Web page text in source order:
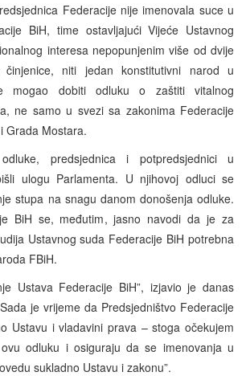
Federacije nije imenovala suce u
BiH, time ostavljajući Vijeće Ustavnog
interesa nepopunjenim više od dvije
niti jedan konstitutivni narod u
mogao dobiti odluku o zaštiti vitalnog
ne samo u svezi sa zakonima Federacije
Grada Mostara.
predsjednica i potpredsjednici u
ulogu Parlamenta. U njihovoj odluci se
stupa na snagu danom donošenja odluke.
BiH se, međutim, jasno navodi da je za
Ustavnog suda Federacije BiH potrebna
FBiH.
Ustava Federacije BiH”, izjavio je danas
je vrijeme da Predsjedništvo Federacije
Ustavu i vladavini prava – stoga očekujem
odluku i osiguraju da se imenovanja u
sukladno Ustavu i zakonu”.